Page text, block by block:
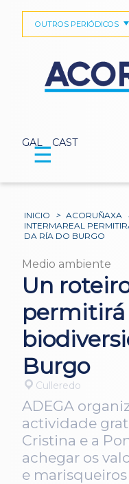
GAL CAST
OUTROS PERIÓDICOS
☰
INICIO > ACORUÑAXA
INTERMAREAL
DA RÍA DO BURGO
Medio ambiente
Un
permitirá
Burgo
Culleredo
ADEGA
actividade
Cristina e a
achegar os
e